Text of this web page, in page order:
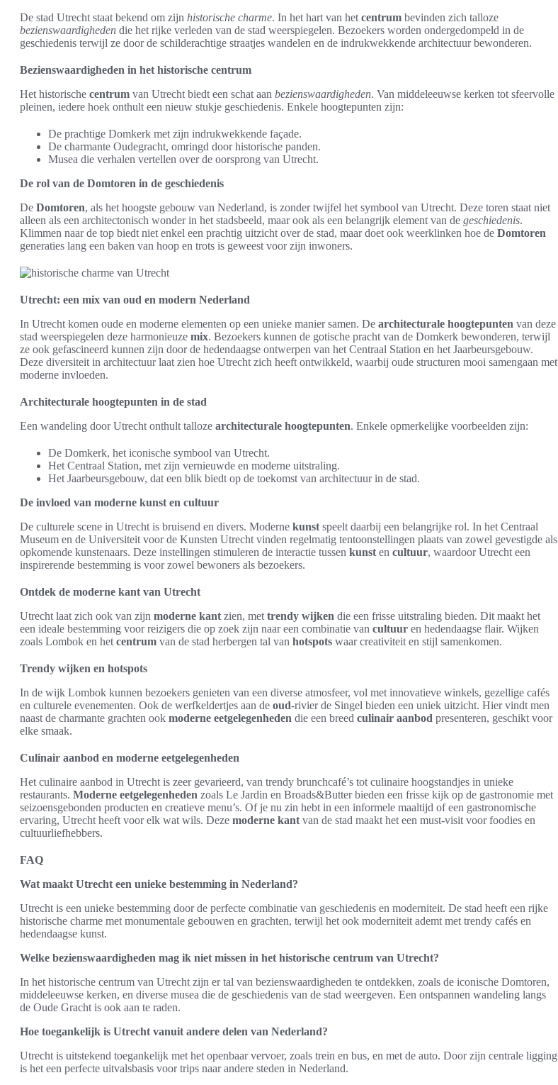
De stad Utrecht staat bekend om zijn historische charme. In het hart van het centrum bevinden zich talloze
bezienswaardigheden die het rijke verleden van de stad weerspiegelen. Bezoekers worden ondergedompeld in de
geschiedenis terwijl ze door de schilderachtige straatjes wandelen en de indrukwekkende architectuur bewonderen.
Bezienswaardigheden in het historische centrum
Het historische centrum van Utrecht biedt een schat aan bezienswaardigheden. Van middeleeuwse kerken tot sfeervolle
pleinen, iedere hoek onthult een nieuw stukje geschiedenis. Enkele hoogtepunten zijn:
De prachtige Domkerk met zijn indrukwekkende façade.
De charmante Oudegracht, omringd door historische panden.
Musea die verhalen vertellen over de oorsprong van Utrecht.
De rol van de Domtoren in de geschiedenis
De Domtoren, als het hoogste gebouw van Nederland, is zonder twijfel het symbool van Utrecht. Deze toren staat niet
alleen als een architectonisch wonder in het stadsbeeld, maar ook als een belangrijk element van de geschiedenis.
Klimmen naar de top biedt niet enkel een prachtig uitzicht over de stad, maar doet ook weerklinken hoe de Domtoren
generaties lang een baken van hoop en trots is geweest voor zijn inwoners.
Utrecht: een mix van oud en modern Nederland
In Utrecht komen oude en moderne elementen op een unieke manier samen. De architecturale hoogtepunten van deze
stad weerspiegelen deze harmonieuze mix. Bezoekers kunnen de gotische pracht van de Domkerk bewonderen, terwijl
ze ook gefascineerd kunnen zijn door de hedendaagse ontwerpen van het Centraal Station en het Jaarbeursgebouw.
Deze diversiteit in architectuur laat zien hoe Utrecht zich heeft ontwikkeld, waarbij oude structuren mooi samengaan met
moderne invloeden.
Architecturale hoogtepunten in de stad
Een wandeling door Utrecht onthult talloze architecturale hoogtepunten. Enkele opmerkelijke voorbeelden zijn:
De Domkerk, het iconische symbool van Utrecht.
Het Centraal Station, met zijn vernieuwde en moderne uitstraling.
Het Jaarbeursgebouw, dat een blik biedt op de toekomst van architectuur in de stad.
De invloed van moderne kunst en cultuur
De culturele scene in Utrecht is bruisend en divers. Moderne kunst speelt daarbij een belangrijke rol. In het Centraal
Museum en de Universiteit voor de Kunsten Utrecht vinden regelmatig tentoonstellingen plaats van zowel gevestigde als
opkomende kunstenaars. Deze instellingen stimuleren de interactie tussen kunst en cultuur, waardoor Utrecht een
inspirerende bestemming is voor zowel bewoners als bezoekers.
Ontdek de moderne kant van Utrecht
Utrecht laat zich ook van zijn moderne kant zien, met trendy wijken die een frisse uitstraling bieden. Dit maakt het
een ideale bestemming voor reizigers die op zoek zijn naar een combinatie van cultuur en hedendaagse flair. Wijken
zoals Lombok en het centrum van de stad herbergen tal van hotspots waar creativiteit en stijl samenkomen.
Trendy wijken en hotspots
In de wijk Lombok kunnen bezoekers genieten van een diverse atmosfeer, vol met innovatieve winkels, gezellige cafés
en culturele evenementen. Ook de werfkeldertjes aan de oud-rivier de Singel bieden een uniek uitzicht. Hier vindt men
naast de charmante grachten ook moderne eetgelegenheden die een breed culinair aanbod presenteren, geschikt voor
elke smaak.
Culinair aanbod en moderne eetgelegenheden
Het culinaire aanbod in Utrecht is zeer gevarieerd, van trendy brunchcafé’s tot culinaire hoogstandjes in unieke
restaurants. Moderne eetgelegenheden zoals Le Jardin en Broads&Butter bieden een frisse kijk op de gastronomie met
seizoensgebonden producten en creatieve menu’s. Of je nu zin hebt in een informele maaltijd of een gastronomische
ervaring, Utrecht heeft voor elk wat wils. Deze moderne kant van de stad maakt het een must-visit voor foodies en
cultuurliefhebbers.
FAQ
Wat maakt Utrecht een unieke bestemming in Nederland?
Utrecht is een unieke bestemming door de perfecte combinatie van geschiedenis en moderniteit. De stad heeft een rijke
historische charme met monumentale gebouwen en grachten, terwijl het ook moderniteit ademt met trendy cafés en
hedendaagse kunst.
Welke bezienswaardigheden mag ik niet missen in het historische centrum van Utrecht?
In het historische centrum van Utrecht zijn er tal van bezienswaardigheden te ontdekken, zoals de iconische Domtoren,
middeleeuwse kerken, en diverse musea die de geschiedenis van de stad weergeven. Een ontspannen wandeling langs
de Oude Gracht is ook aan te raden.
Hoe toegankelijk is Utrecht vanuit andere delen van Nederland?
Utrecht is uitstekend toegankelijk met het openbaar vervoer, zoals trein en bus, en met de auto. Door zijn centrale ligging
is het een perfecte uitvalsbasis voor trips naar andere steden in Nederland.